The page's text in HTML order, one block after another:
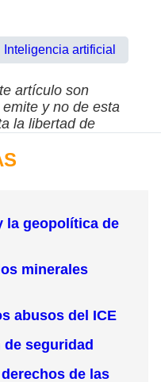
Inteligencia artificial
artículo son
y no de esta
la libertad de
la geopolítica de
minerales
abusos del ICE
seguridad
de las